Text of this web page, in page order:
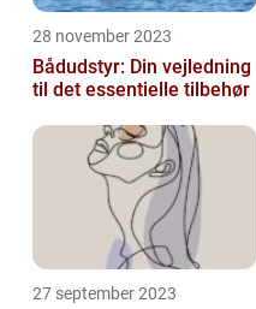
28 november 2023
Bådudstyr: Din vejledning
til det essentielle tilbehør
27 september 2023